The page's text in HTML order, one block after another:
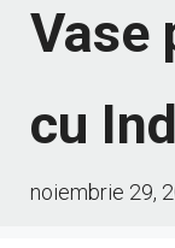
Vase
cu
noiembrie 29,